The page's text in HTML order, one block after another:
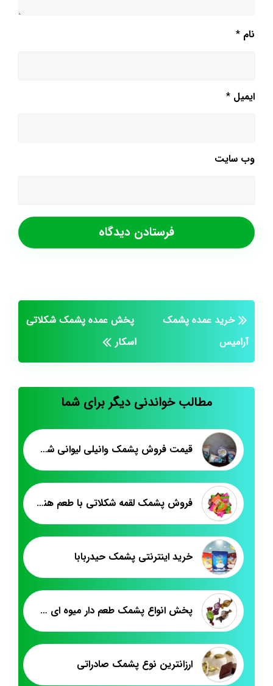
نام *
ایمیل *
وب‌ سایت
خرید عمده پشمک
آرامیس
پخش عمده پشمک شکلاتی
اسکار
مطالب خواندنی دیگر برای شما
قیمت فروش پشمک وانیلی لیوانی شلاله
فروش پشمک لقمه شکلاتی با طعم هندوانه
خرید اینترنتی پشمک حیدربابا
پخش انواع پشمک طعم دار میوه ای حاج عبدالله
ارزانترین نوع پشمک صادراتی